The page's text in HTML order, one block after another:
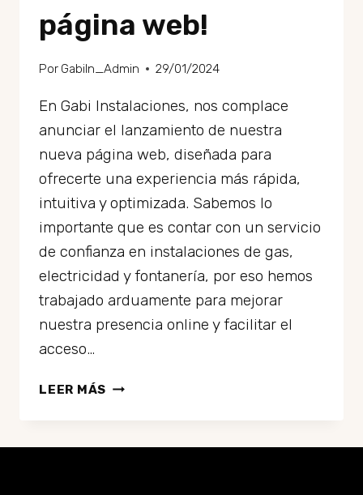
página web!
Por GabiIn_Admin 29/01/2024
En Gabi Instalaciones, nos complace
anunciar el lanzamiento de nuestra
nueva página web, diseñada para
ofrecerte una experiencia más rápida,
intuitiva y optimizada. Sabemos lo
importante que es contar con un servicio
de confianza en instalaciones de gas,
electricidad y fontanería, por eso hemos
trabajado arduamente para mejorar
nuestra presencia online y facilitar el
acceso…
LEER MÁS ¡BIENVENIDOS
NUEVA